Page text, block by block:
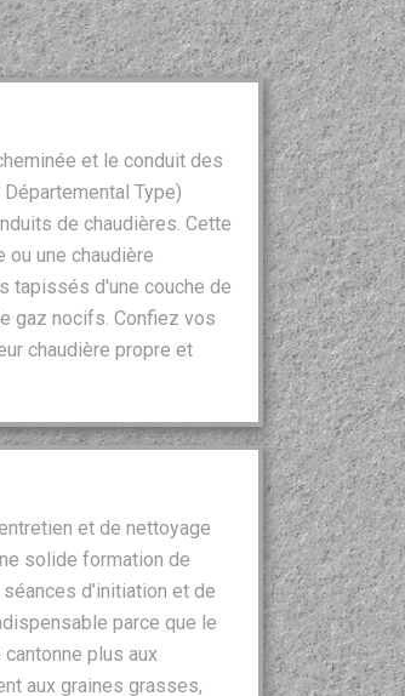
et le conduit des
Type)
de chaudières. Cette
une chaudière
tapissés d'une couche de
gaz nocifs. Confiez vos
chaudière propre et
et de nettoyage
solide formation de
d’initiation et de
parce que le
plus aux
aux graines grasses,